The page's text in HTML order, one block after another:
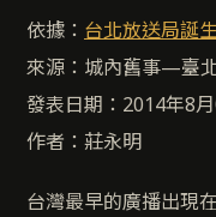
依據： 台北放送局誕
來源：城內舊事—臺
發表日期：2014年8
作者：莊永明
台灣最早的廣播出現